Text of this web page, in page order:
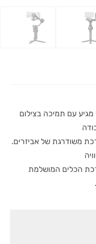
המייצב החדש וקל המשקל 4 RS DJI מגיע עם תמיכה בצילום
משודרגת של אביזרים.
הכלים המושלמת